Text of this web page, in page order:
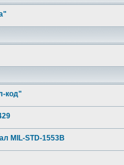
код"
MIL-STD-1553B